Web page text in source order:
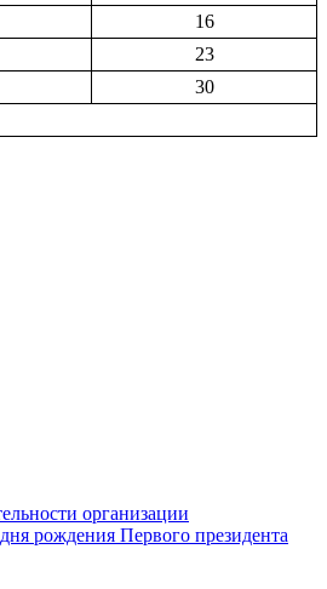
16
23
30
организации
рождения Первого президента